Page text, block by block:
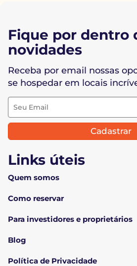
Links úteis
Quem somos
Como reservar
Para investidores e proprietários
Blog
Política de Privacidade
Fique por dentro
novidades
Receba por email nossas
se hospedar em locais
Cadastrar